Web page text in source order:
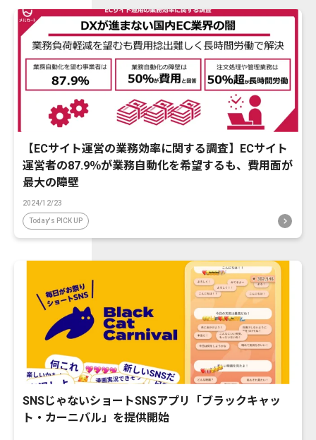
【ECサイト運営の業務効率に関する調査】ECサイト
運営者の87.9％が業務自動化を希望するも、費用面が
最大の障壁
2024/12/23
Today's PICK UP
SNSじゃないショートSNSアプリ「ブラックキャッ
ト・カーニバル」を提供開始